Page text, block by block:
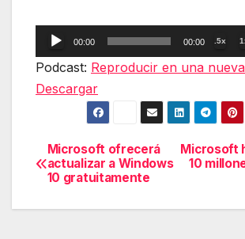
Reproductor
de
00:00 00:00 .5x
Podcast: Reproducir en una
Descargar
Navegación
de
Microsoft
10
Microsoft ofrecerá
actualizar a Windows
10 gratuitamente